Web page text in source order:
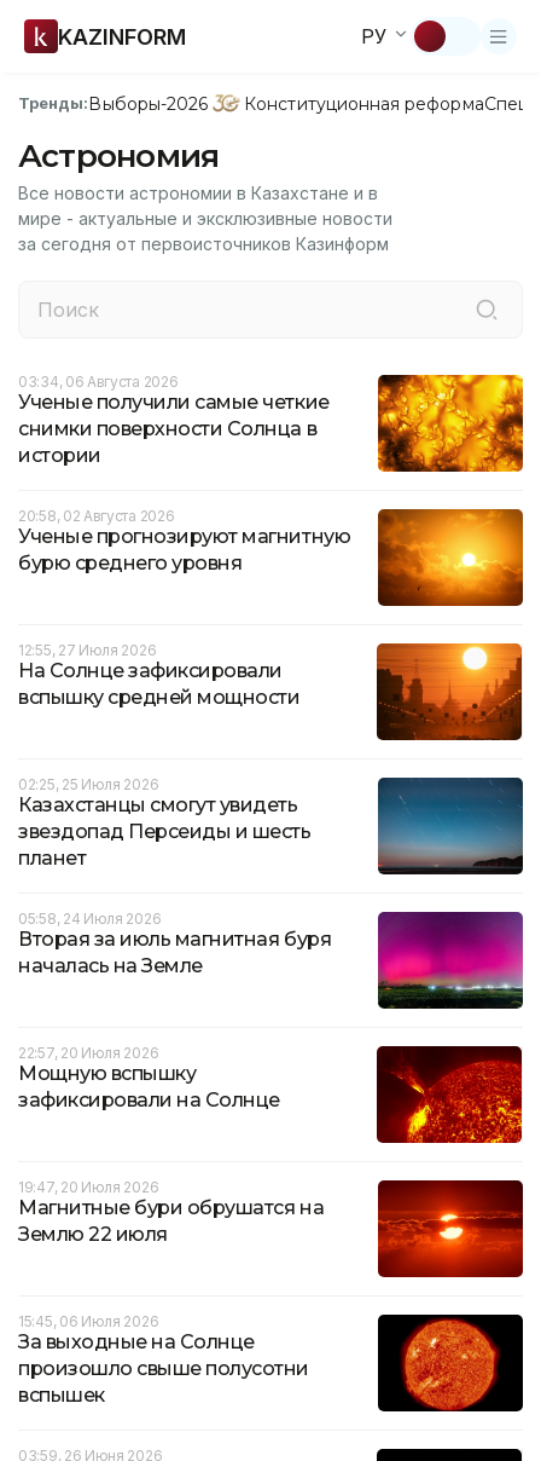
KAZINFORM РУ
Тренды:Выборы-2026 Конституционная реформа
Астрономия
Все новости астрономии в Казахстане и в
мире - актуальные и эксклюзивные новости
за сегодня от первоисточников Казинформ
03:34, 06 Августа 2026
Ученые получили самые четкие
снимки поверхности Солнца в
истории
20:58, 02 Августа 2026
Ученые прогнозируют магнитную
бурю среднего уровня
12:55, 27 Июля 2026
На Солнце зафиксировали
вспышку средней мощности
02:25, 25 Июля 2026
Казахстанцы смогут увидеть
звездопад Персеиды и шесть
планет
05:58, 24 Июля 2026
Вторая за июль магнитная буря
началась на Земле
22:57, 20 Июля 2026
Мощную вспышку
зафиксировали на Солнце
19:47, 20 Июля 2026
Магнитные бури обрушатся на
Землю 22 июля
15:45, 06 Июля 2026
За выходные на Солнце
произошло свыше полусотни
вспышек
03:59, 26 Июня 2026